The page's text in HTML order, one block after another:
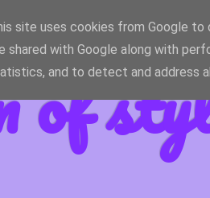
of
site uses cookies from Google to
shared with Google along with
and to detect and address